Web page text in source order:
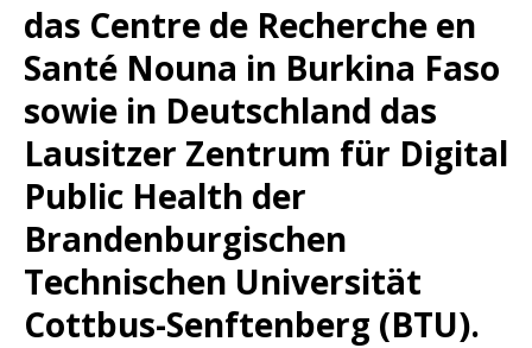
das Centre de Recherche en
Santé Nouna in Burkina Faso
sowie in Deutschland das
Lausitzer Zentrum für Digital
Public Health der
Brandenburgischen
Technischen Universität
Cottbus-Senftenberg (BTU).